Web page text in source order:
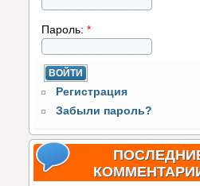
Пароль: *
Регистрация
Забыли пароль?